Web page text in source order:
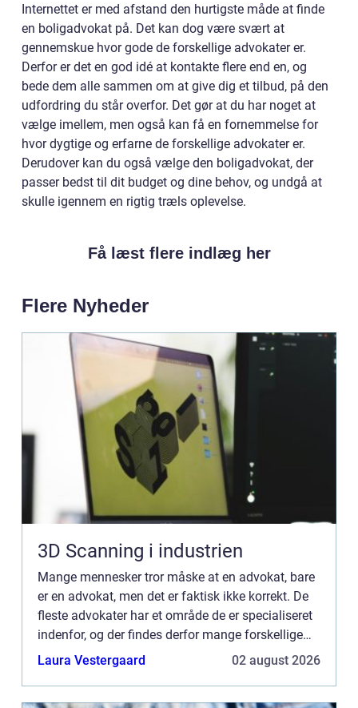
Internettet er med afstand den hurtigste måde at finde
en boligadvokat på. Det kan dog være svært at
gennemskue hvor gode de forskellige advokater er.
Derfor er det en god idé at kontakte flere end en, og
bede dem alle sammen om at give dig et tilbud, på den
udfordring du står overfor. Det gør at du har noget at
vælge imellem, men også kan få en fornemmelse for
hvor dygtige og erfarne de forskellige advokater er.
Derudover kan du også vælge den boligadvokat, der
passer bedst til dit budget og dine behov, og undgå at
skulle igennem en rigtig træls oplevelse.
Få læst flere indlæg her
Flere Nyheder
3D Scanning i industrien
Mange mennesker tror måske at en advokat, bare
er en advokat, men det er faktisk ikke korrekt. De
fleste advokater har et område de er specialiseret
indenfor, og der findes derfor mange forskellige
slags advokater. En boligadvokat, er en ...
Laura Vestergaard 02 august 2026